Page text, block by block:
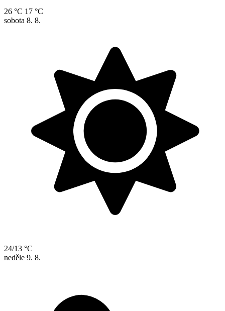
26 °C 17 °C
sobota 8. 8.
24/13 °C
neděle 9. 8.